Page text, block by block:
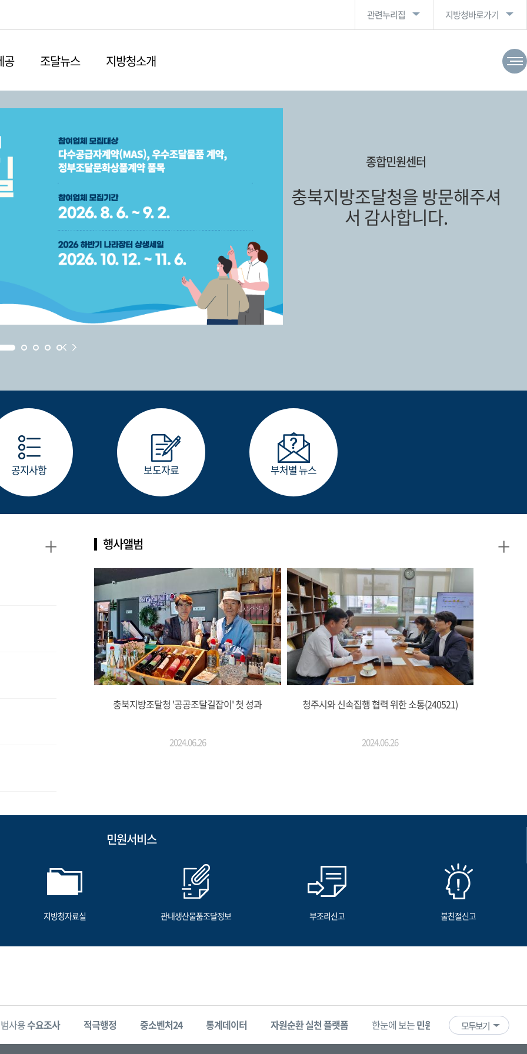
관련누리집 지방청바로가기
공 조달뉴스 지방청소개
종합민원센터
충북지방조달청을 방문해주셔
서 감사합니다.
공지사항 보도자료 부처별 뉴스
+ 행사앨범
충북지방조달청 '공공조달길잡이' 첫 성과
2024.06.26
청주시와 신속집행 협력 위한 소통(240521)
2024.06.26
+
민원서비스
지방청자료실 관내생산물품조달정보 부조리신고 불친절신고
사용수요조사 적극행정 중소벤처24 통계데이터 자원순환 실천 플랫폼 한눈에 보는민원 빅데이터 기업마당
모두보기